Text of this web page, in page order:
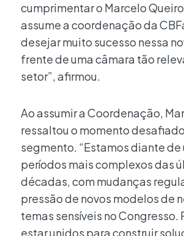
cumprimentar o Marcelo
assume a coordenação da
desejar muito sucesso nessa
frente de uma câmara tão
setor”, afirmou.
Ao assumir a Coordenação,
ressaltou o momento
segmento. “Estamos diante de
períodos mais complexos das
décadas, com mudanças
pressão de novos modelos de
temas sensíveis no Congresso.
estar unidos para construir